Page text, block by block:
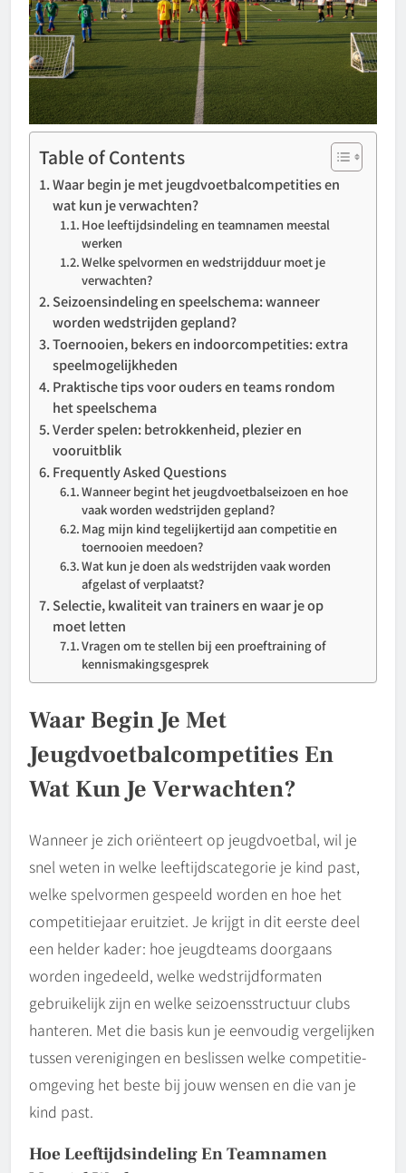
Table of Contents
Waar begin je met jeugdvoetbalcompetities en
wat kun je verwachten?
Hoe leeftijdsindeling en teamnamen meestal
werken
Welke spelvormen en wedstrijdduur moet je
verwachten?
Seizoensindeling en speelschema: wanneer
worden wedstrijden gepland?
Toernooien, bekers en indoorcompetities: extra
speelmogelijkheden
Praktische tips voor ouders en teams rondom
het speelschema
Verder spelen: betrokkenheid, plezier en
vooruitblik
Frequently Asked Questions
Wanneer begint het jeugdvoetbalseizoen en hoe
vaak worden wedstrijden gepland?
Mag mijn kind tegelijkertijd aan competitie en
toernooien meedoen?
Wat kun je doen als wedstrijden vaak worden
afgelast of verplaatst?
Selectie, kwaliteit van trainers en waar je op
moet letten
Vragen om te stellen bij een proeftraining of
kennismakingsgesprek
Waar Begin Je Met
Jeugdvoetbalcompetities En
Wat Kun Je Verwachten?
Wanneer je zich oriënteert op jeugdvoetbal, wil je
snel weten in welke leeftijdscategorie je kind past,
welke spelvormen gespeeld worden en hoe het
competitiejaar eruitziet. Je krijgt in dit eerste deel
een helder kader: hoe jeugdteams doorgaans
worden ingedeeld, welke wedstrijdformaten
gebruikelijk zijn en welke seizoensstructuur clubs
hanteren. Met die basis kun je eenvoudig vergelijken
tussen verenigingen en beslissen welke competitie-
omgeving het beste bij jouw wensen en die van je
kind past.
Hoe Leeftijdsindeling En Teamnamen